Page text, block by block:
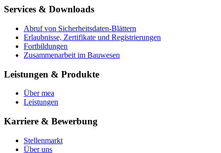
Services & Downloads
Abruf von Sicherheitsdaten-Blättern
Erlaubnisse, Zertifikate und Registrierungen
Fortbildungen
Zusammenarbeit im Bauwesen
Leistungen & Produkte
Über mea
Leistungen
Karriere & Bewerbung
Stellenmarkt
Über uns